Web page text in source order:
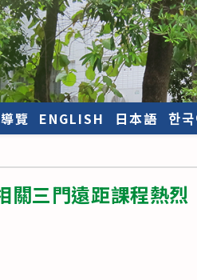
覽 ENGLISH 日本語 한
關三門遠距課程熱烈